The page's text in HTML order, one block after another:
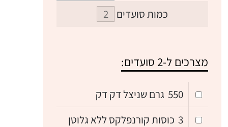
כמות סועדים
מצרכים ל-2 סועדים:
550 גרם שניצל דק דק
3 כוסות קורנפלקס ללא גלוטן